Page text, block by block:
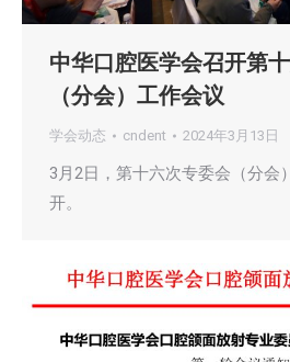
中华口腔医学会召开第
（分会）工作会议
学会动态 cndent 2024年3月13日
3月2日，第十六次专委会（分会
开。